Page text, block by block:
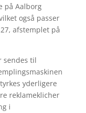
på Aalborg
også passer
afstemplet på
til
yderligere
reklameklicher
i